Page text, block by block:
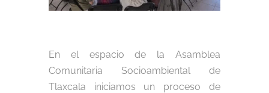
En el espacio de la Asamblea
Comunitaria Socioambiental de
Tlaxcala iniciamos un proceso de